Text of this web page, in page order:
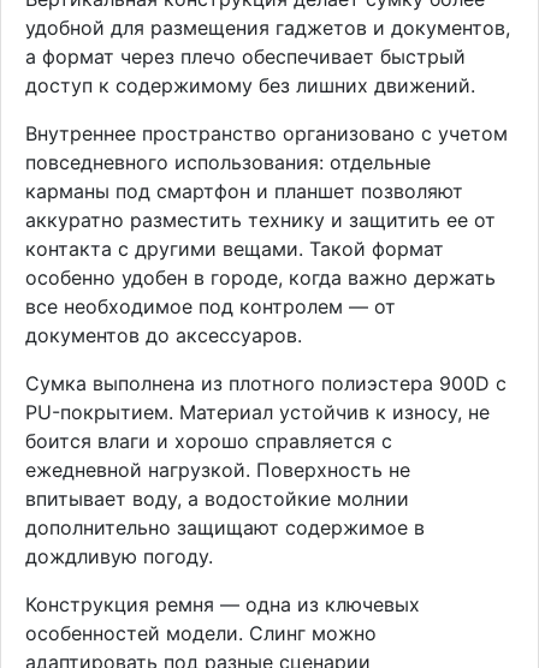
удобной для размещения гаджетов и документов,
а формат через плечо обеспечивает быстрый
доступ к содержимому без лишних движений.
Внутреннее пространство организовано с учетом
повседневного использования: отдельные
карманы под смартфон и планшет позволяют
аккуратно разместить технику и защитить ее от
контакта с другими вещами. Такой формат
особенно удобен в городе, когда важно держать
все необходимое под контролем — от
документов до аксессуаров.
Сумка выполнена из плотного полиэстера 900D с
PU-покрытием. Материал устойчив к износу, не
боится влаги и хорошо справляется с
ежедневной нагрузкой. Поверхность не
впитывает воду, а водостойкие молнии
дополнительно защищают содержимое в
дождливую погоду.
Конструкция ремня — одна из ключевых
особенностей модели. Слинг можно
адаптировать под разные сценарии